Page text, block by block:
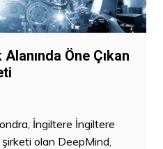
Alanında Öne Çıkan
İngiltere İngiltere
olan DeepMind,